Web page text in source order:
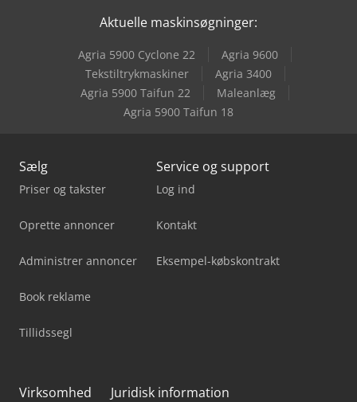
Xerox Igen5/150
Xerox Printer
Xerox Versant 3100
Aktuelle maskinsøgninger:
Agria 5900 Cyclone 22
Agria 9600
Tekstiltrykmaskiner
Agria 3400
Agria 5900 Taifun 22
Maleanlæg
Agria 5900 Taifun 18
Sælg
Priser og takster
Oprette annoncer
Administrer annoncer
Book reklame
Tillidssegl
Service og support
Log ind
Kontakt
Eksempel-købskontrakt
Virksomhed Juridisk information